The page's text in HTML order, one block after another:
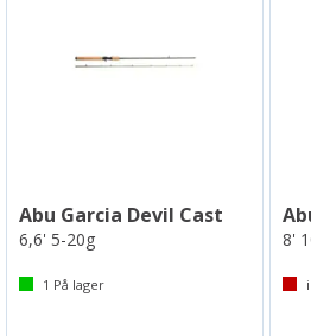
Abu Garcia Devil Cast
6,6' 5-20g
1 På lager
8'